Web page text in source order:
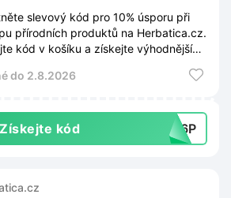
slevový kód pro 10% úsporu při
přírodních produktů na Herbatica.cz.
kód v košíku a získejte výhodnější
do 2.8.2026
Získejte kód 4Z6P